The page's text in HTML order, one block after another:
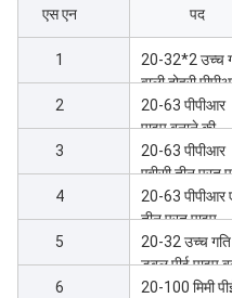
एस एन पद
1
20-32*2 उच्च
वाली दोहरी
पाइप लाइन
2
20-63 पीपीआर
पाइप बनाने की
उत्पादन लाइन
3
20-63 पीपीआर
एबीसी तीन परत
बनाने की मशीन
4
20-63 पीपीआर
तीन परत पाइप
एक्सट्रूज़न लाइन
5
20-32 उच्च गति
डबल पीई पाइप
की मशीन
6
20-100 मिमी